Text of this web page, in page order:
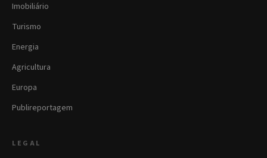
Imobiliário
Turismo
Energia
Agricultura
Europa
Publireportagem
LEGAL